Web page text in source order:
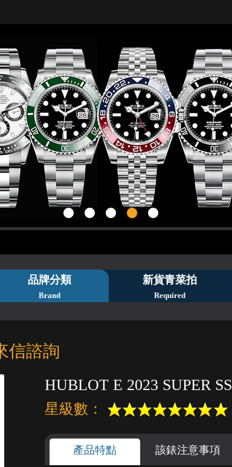
品牌分類
Brand
新貨青菜拍
Required
信諮詢
HUBLOT E 2023 SUPER SS
星級數：
產品特點 該錶注意事項